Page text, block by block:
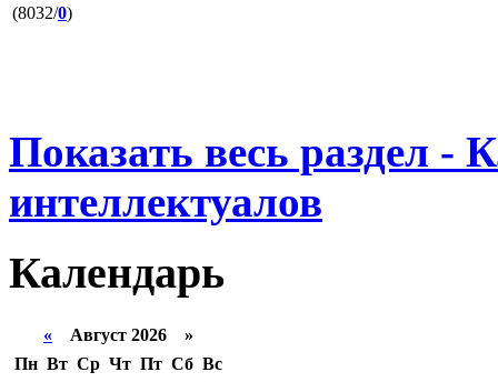
(8032/0)
Показать весь раздел -
интеллектуалов
Календарь
« Август 2026 »
Пн Вт Ср Чт Пт Сб Вс